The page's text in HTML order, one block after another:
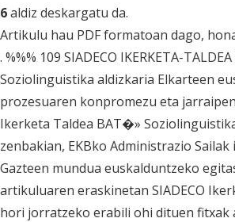
6aldiz deskargatu da.
Artikulu hau PDF formatoan dago,
. %%% 109 SIADECO IKERKETA-
Soziolinguistika aldizkaria Elkarteen
prozesuaren konpromezu eta jarraipen-
Ikerketa Taldea BAT�»
zenbakian, EKBko Administrazio
Gazteen mundua euskalduntzeko
artikuluaren eraskinetan SIADECO
hori jorratzeko erabili ohi dituen fitxak